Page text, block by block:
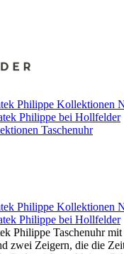
Philippe Kollektionen
Philippe bei Hollfelder
Taschenuhr
Philippe Kollektionen
Philippe bei Hollfelder